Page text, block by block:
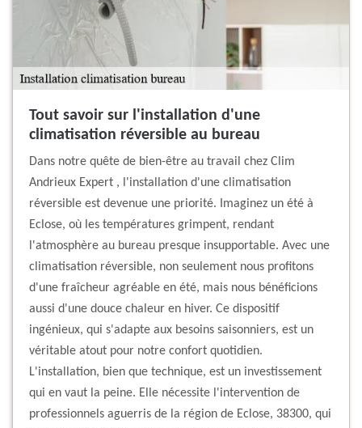
Tout savoir sur l'installation d'une
climatisation réversible au bureau
Dans notre quête de bien-être au travail chez Clim
Andrieux Expert , l'installation d'une climatisation
réversible est devenue une priorité. Imaginez un été à
Eclose, où les températures grimpent, rendant
l'atmosphère au bureau presque insupportable. Avec une
climatisation réversible, non seulement nous profitons
d'une fraîcheur agréable en été, mais nous bénéficions
aussi d'une douce chaleur en hiver. Ce dispositif
ingénieux, qui s'adapte aux besoins saisonniers, est un
véritable atout pour notre confort quotidien.
L'installation, bien que technique, est un investissement
qui en vaut la peine. Elle nécessite l'intervention de
professionnels aguerris de la région de Eclose, 38300, qui